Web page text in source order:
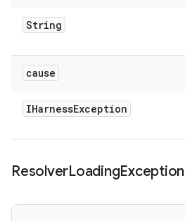
String
cause
IHarnessException
ResolverLoadingException